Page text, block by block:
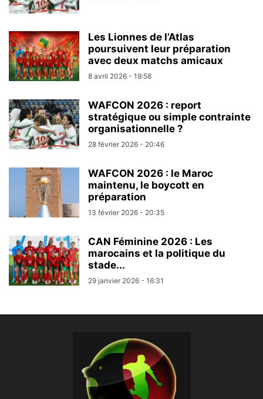
Les Lionnes de l’Atlas
poursuivent leur préparation
avec deux matchs amicaux
8 avril 2026 - 19:58
WAFCON 2026 : report
stratégique ou simple contrainte
organisationnelle ?
28 février 2026 - 20:46
WAFCON 2026 : le Maroc
maintenu, le boycott en
préparation
13 février 2026 - 20:35
CAN Féminine 2026 : Les
marocains et la politique du
stade...
29 janvier 2026 - 16:31